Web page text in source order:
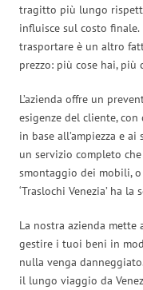
tragitto più lungo
influisce sul costo
trasportare è un altro
prezzo: più cose hai, più
L’azienda offre un
esigenze del cliente,
in base all’ampiezza e
un servizio completo
smontaggio dei mobili,
‘Traslochi Venezia’ ha
La nostra azienda
gestire i tuoi beni in
nulla venga
il lungo viaggio da